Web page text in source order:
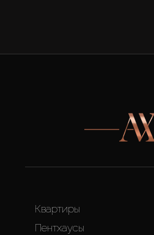
Квартиры
Пентхаусы